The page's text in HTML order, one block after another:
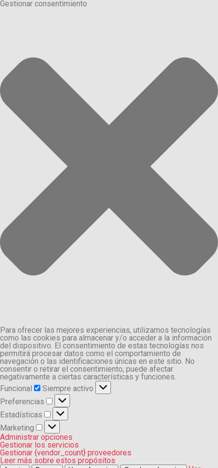
Gestionar consentimiento
Para ofrecer las mejores experiencias, utilizamos tecnologías
como las cookies para almacenar y/o acceder a la información
del dispositivo. El consentimiento de estas tecnologías nos
permitirá procesar datos como el comportamiento de
navegación o las identificaciones únicas en este sitio. No
consentir o retirar el consentimiento, puede afectar
negativamente a ciertas características y funciones.
Funcional
Funcional
Siempre activo
Preferencias
Preferencias
Estadísticas
Estadísticas
Marketing
Marketing
Administrar opciones
Gestionar los servicios
Gestionar {vendor_count} proveedores
Leer más sobre estos propósitos